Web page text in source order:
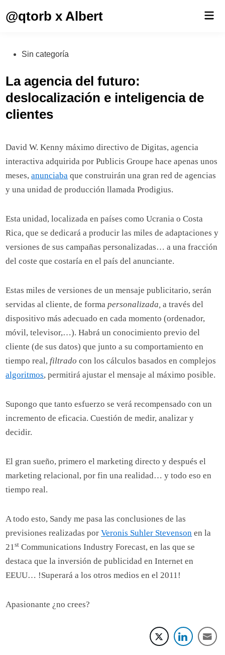
@qtorb x Albert
Publicado
Sin categoría
La agencia del futuro:
deslocalización e inteligencia de
clientes
David W. Kenny máximo directivo de Digitas, agencia
interactiva adquirida por Publicis Groupe hace apenas unos
meses,anunciaba que construirán una gran red de agencias
y una unidad de producción llamada Prodigius.
Esta unidad, localizada en países como Ucrania o Costa
Rica, que se dedicará a producir las miles de adaptaciones y
versiones de sus campañas personalizadas… a una fracción
del coste que costaría en el país del anunciante.
Estas miles de versiones de un mensaje publicitario, serán
servidas al cliente, de formapersonalizada, a través del
dispositivo más adecuado en cada momento (ordenador,
móvil, televisor,…). Habrá un conocimiento previo del
cliente (de sus datos) que junto a su comportamiento en
tiempo real, filtrado con los cálculos basados en complejos
algoritmos, permitirá ajustar el mensaje al máximo posible.
Supongo que tanto esfuerzo se verá recompensado con un
incremento de eficacia. Cuestión de medir, analizar y
decidir.
El gran sueño, primero el marketing directo y después el
marketing relacional, por fin una realidad… y todo eso en
tiempo real.
A todo esto, Sandy me pasa las conclusiones de las
previsiones realizadas porVeronis Suhler Stevenson en la
21st Communications Industry Forecast, en las que se
destaca que la inversión de publicidad en Internet en
EEUU… !Superará a los otros medios en el 2011!
Apasionante ¿no crees?